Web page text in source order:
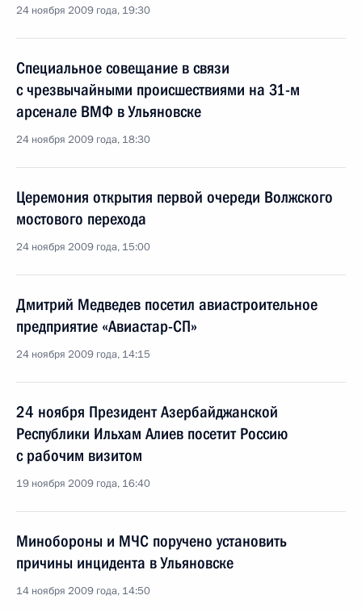
24 ноября 2009 года, 19:30
Специальное совещание в связи
с чрезвычайными происшествиями на 31-м
арсенале ВМФ в Ульяновске
24 ноября 2009 года, 18:30
Церемония открытия первой очереди Волжского
мостового перехода
24 ноября 2009 года, 15:00
Дмитрий Медведев посетил авиастроительное
предприятие «Авиастар-СП»
24 ноября 2009 года, 14:15
24 ноября Президент Азербайджанской
Республики Ильхам Алиев посетит Россию
с рабочим визитом
19 ноября 2009 года, 16:40
Минобороны и МЧС поручено установить
причины инцидента в Ульяновске
14 ноября 2009 года, 14:50